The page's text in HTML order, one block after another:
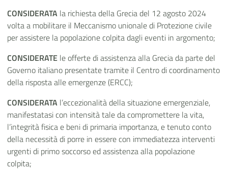
CONSIDERATA la richiesta della Grecia del 12 agosto 2024
volta a mobilitare il Meccanismo unionale di Protezione civile
per assistere la popolazione colpita dagli eventi in argomento;
CONSIDERATE le offerte di assistenza alla Grecia da parte del
Governo italiano presentate tramite il Centro di coordinamento
della risposta alle emergenze (ERCC);
CONSIDERATA l’eccezionalità della situazione emergenziale,
manifestatasi con intensità tale da compromettere la vita,
l’integrità fisica e beni di primaria importanza, e tenuto conto
della necessità di porre in essere con immediatezza interventi
urgenti di primo soccorso ed assistenza alla popolazione
colpita;